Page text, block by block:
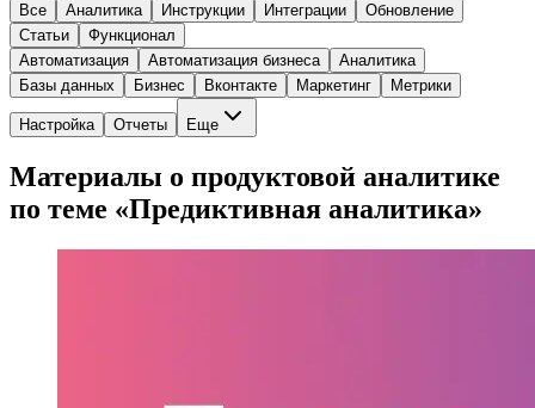
Все Аналитика Инструкции Интеграции
Обновление
Статьи
Функционал
Автоматизация
Автоматизация бизнеса
Аналитика
Базы данных
Бизнес Вконтакте Маркетинг Метрики
Настройка Отчеты Еще
Материалы о продуктовой аналитике
по теме «Предиктивная аналитика»